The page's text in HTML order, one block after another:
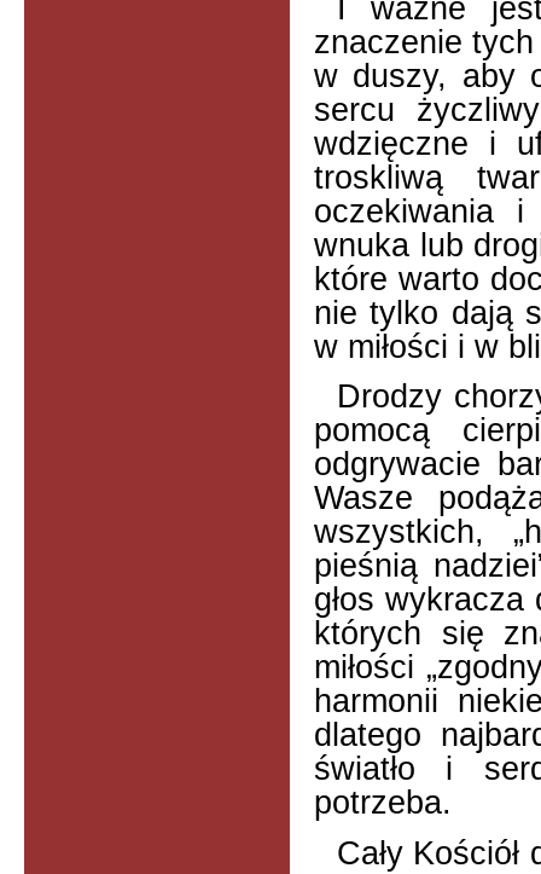
I ważne
znaczenie
w duszy, aby
sercu
wdzięczne i
troskliwą
oczekiwania i
wnuka lub
które warto
nie tylko dają
w miłości i w
Drodzy
pomocą
odgrywacie
Wasze
wszystkich,
pieśnią
głos
których się
miłości
harmonii
dlatego
światło i
potrzeba.
Cały